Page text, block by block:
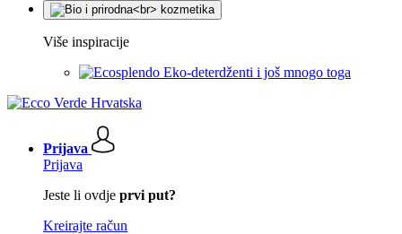
Više inspiracije
Eko-deterdženti i još mnogo toga
Prijava
Prijava
Jeste li ovdje prvi put?
Kreirajte račun